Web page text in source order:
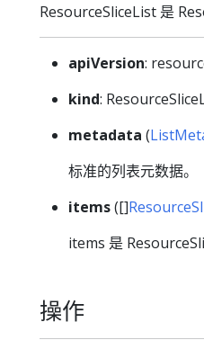
ResourceSliceList 是
apiVersion:
kind:
metadata (
标准的列表元数据。
items([]
items 是
操作